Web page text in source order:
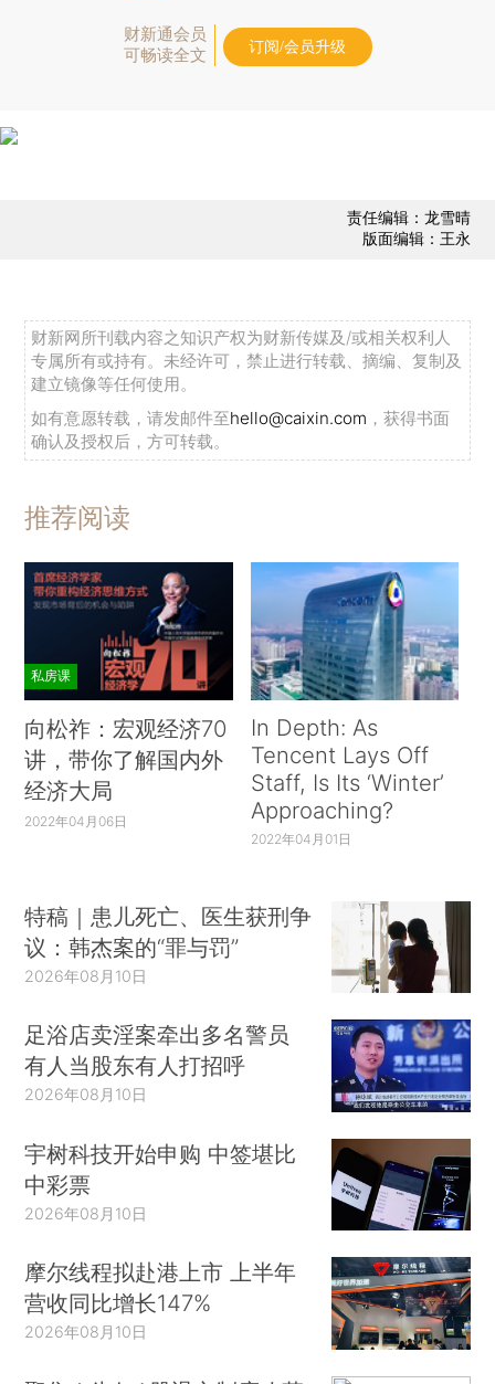
财新通会员
可畅读全文
订阅/会员升级
责任编辑：龙雪晴
版面编辑：王永
财新网所刊载内容之知识产权为财新传媒及/或相关权利人
专属所有或持有。未经许可，禁止进行转载、摘编、复制及
建立镜像等任何使用。
如有意愿转载，请发邮件至hello@caixin.com ，获得书面
确认及授权后，方可转载。
推荐阅读
私房课
向松祚：宏观经济70
讲，带你了解国内外
经济大局
2022年04月06日
In Depth: As
Tencent Lays Off
Staff, Is Its ‘Winter’
Approaching?
2022年04月01日
特稿｜患儿死亡、医生获刑争
议：韩杰案的“罪与罚”
2026年08月10日
足浴店卖淫案牵出多名警员
有人当股东有人打招呼
2026年08月10日
宇树科技开始申购 中签堪比
中彩票
2026年08月10日
摩尔线程拟赴港上市 上半年
营收同比增长147%
2026年08月10日